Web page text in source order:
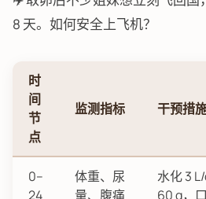
8 天。如何安全上飞机？
时
间
节
点
监测指标 干预措
0–
24
体重、尿
量、腹痛
水化 3
60 g，